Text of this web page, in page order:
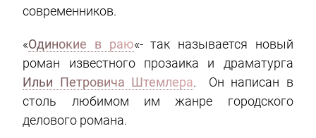
современников.
«Одинокие в раю«- так называется новый
роман известного прозаика и драматурга
Ильи Петровича Штемлера. Он написан в
столь любимом им жанре городского
делового романа.